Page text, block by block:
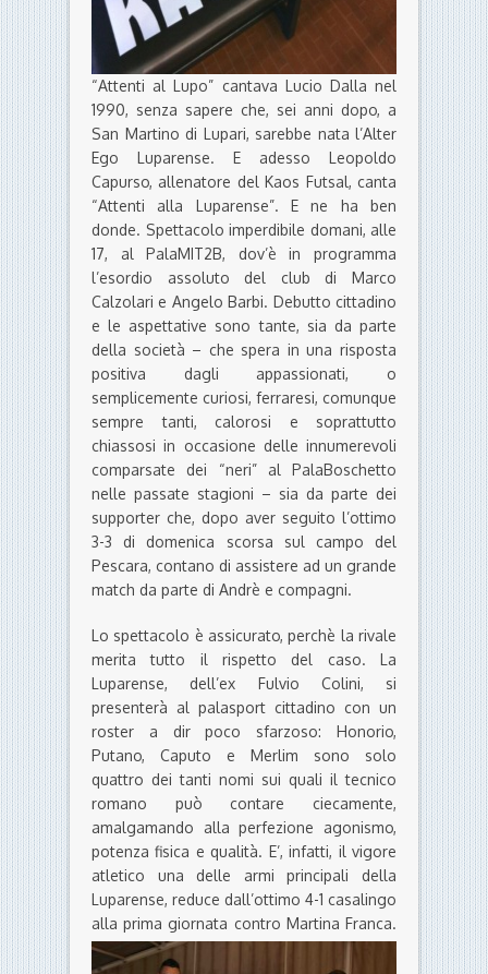
“Attenti al Lupo” cantava Lucio Dalla nel
1990, senza sapere che, sei anni dopo, a
San Martino di Lupari, sarebbe nata l’Alter
Ego Luparense. E adesso Leopoldo
Capurso, allenatore del Kaos Futsal, canta
“Attenti alla Luparense”. E ne ha ben
donde. Spettacolo imperdibile domani, alle
17, al PalaMIT2B, dov’è in programma
l’esordio assoluto del club di Marco
Calzolari e Angelo Barbi. Debutto cittadino
e le aspettative sono tante, sia da parte
della società – che spera in una risposta
positiva dagli appassionati, o
semplicemente curiosi, ferraresi, comunque
sempre tanti, calorosi e soprattutto
chiassosi in occasione delle innumerevoli
comparsate dei “neri” al PalaBoschetto
nelle passate stagioni – sia da parte dei
supporter che, dopo aver seguito l’ottimo
3-3 di domenica scorsa sul campo del
Pescara, contano di assistere ad un grande
match da parte di Andrè e compagni.
Lo spettacolo è assicurato, perchè la rivale
merita tutto il rispetto del caso. La
Luparense, dell’ex Fulvio Colini, si
presenterà al palasport cittadino con un
roster a dir poco sfarzoso: Honorio,
Putano, Caputo e Merlim sono solo
quattro dei tanti nomi sui quali il tecnico
romano può contare ciecamente,
amalgamando alla perfezione agonismo,
potenza fisica e qualità. E’, infatti, il vigore
atletico una delle armi principali della
Luparense, reduce dall’ottimo 4-1 casalingo
alla prima giornata contro Martina Franca.